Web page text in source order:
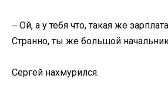
‒ Ой, а у тебя что, такая же
Странно, ты же большой
Сергей нахмурился.